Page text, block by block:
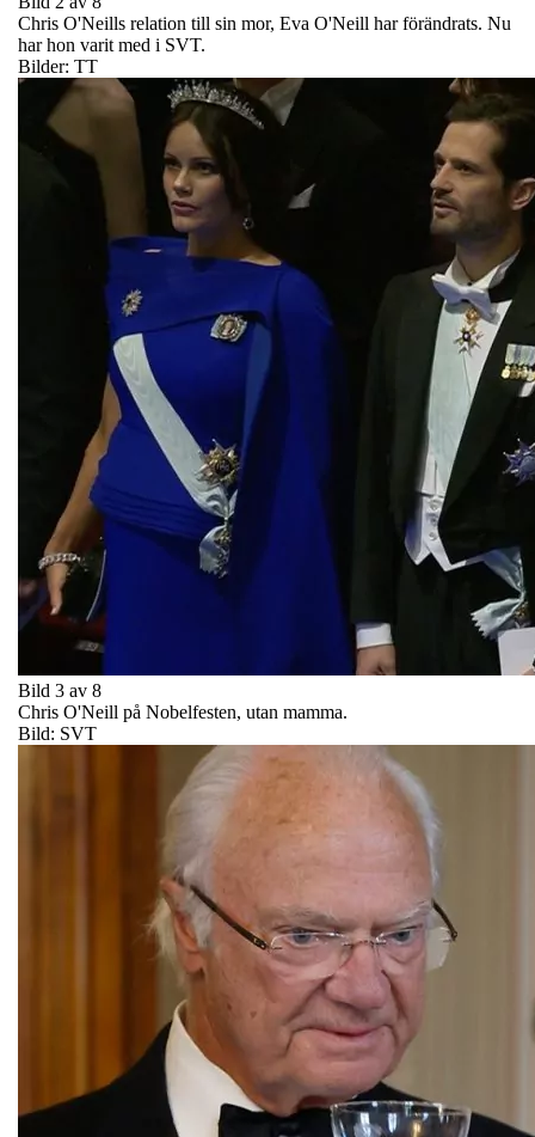
Chris O'Neills relation till sin mor, Eva O'Neill har förändrats. Nu
har hon varit med i SVT.
Bilder: TT
Bild 3 av 8
Chris O'Neill på Nobelfesten, utan mamma.
Bild: SVT